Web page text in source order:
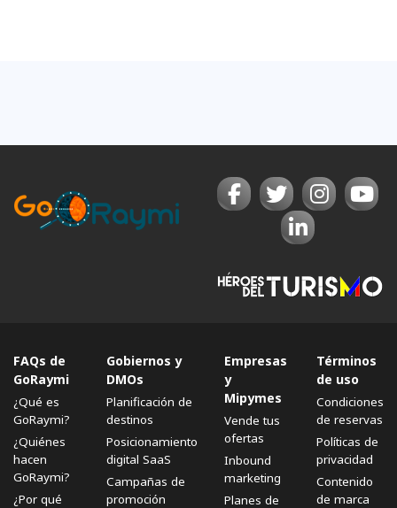
FAQs de
GoRaymi
¿Qué es
GoRaymi?
¿Quiénes
hacen
GoRaymi?
¿Por qué
Gobiernos y
DMOs
Planificación de
destinos
Posicionamiento
digital SaaS
Campañas de
promoción
Empresas
y
Mipymes
Vende tus
ofertas
Inbound
marketing
Planes de
Términos
de uso
Condiciones
de reservas
Políticas de
privacidad
Contenido
de marca